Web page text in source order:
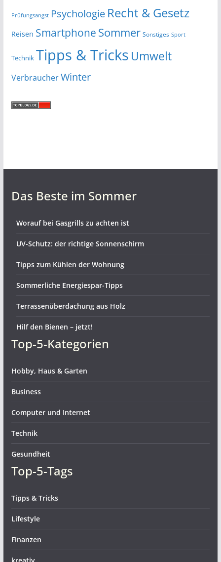
Prüfungsangst Psychologie Recht & Gesetz
Reisen Smartphone Sommer Sonstiges Sport
Technik Tipps & Tricks Umwelt
VerbraucherWinter
Das Beste im Sommer
Worauf bei Gasgrills zu achten ist
UV-Schutz: der richtige Sonnenschirm
Tipps zum Kühlen der Wohnung
Sommerliche Energiespar-Tipps
Terrassenüberdachung aus Holz
Hilf den Bienen – jetzt!
Top-5-Kategorien
Hobby, Haus & Garten
Business
Computer und Internet
Technik
Gesundheit
Top-5-Tags
Tipps & Tricks
Lifestyle
Finanzen